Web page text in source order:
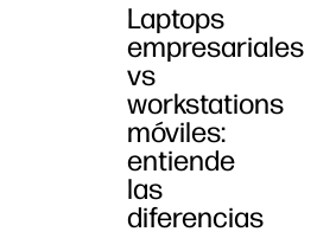
Laptops
empresariales
vs
workstations
móviles:
entiende
las
diferencias